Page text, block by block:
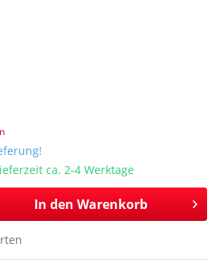
ca. 2-4 Werktage
In den Warenkorb